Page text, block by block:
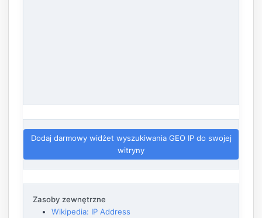
Dodaj darmowy widżet wyszukiwania GEO IP do swojej
witryny
Zasoby zewnętrzne
Wikipedia: IP Address